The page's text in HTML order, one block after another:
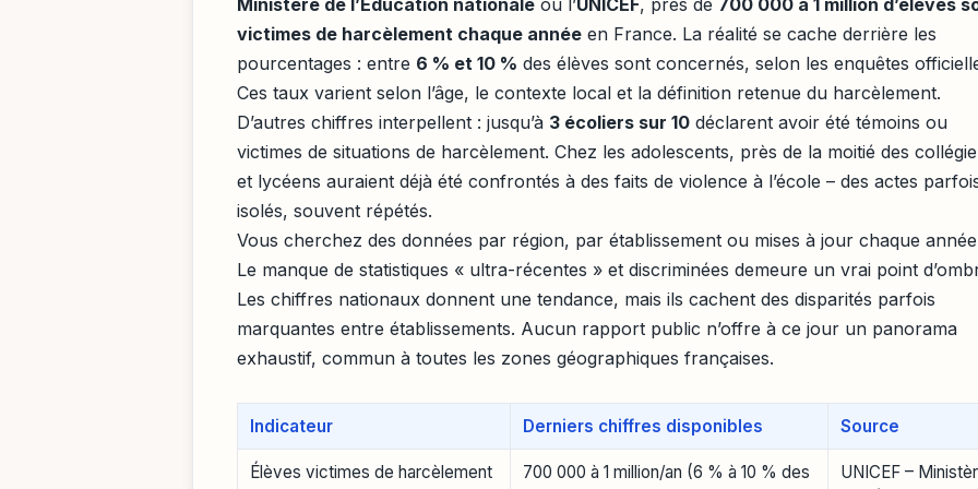
victimes de harcèlement chaque année en France. La réalité se cache derrière les
pourcentages : entre 6 % et 10 % des élèves sont concernés, selon les enquêtes
Ces taux varient selon l’âge, le contexte local et la définition retenue du harcèlement.
D’autres chiffres interpellent : jusqu’à 3 écoliers sur 10 déclarent avoir été témoins ou
victimes de situations de harcèlement. Chez les adolescents, près de la moitié des
et lycéens auraient déjà été confrontés à des faits de violence à l’école – des actes
isolés, souvent répétés.
Vous cherchez des données par région, par établissement ou mises à jour chaque
Le manque de statistiques « ultra-récentes » et discriminées demeure un vrai point
Les chiffres nationaux donnent une tendance, mais ils cachent des disparités parfois
marquantes entre établissements. Aucun rapport public n’offre à ce jour un panorama
exhaustif, commun à toutes les zones géographiques françaises.
Indicateur Derniers chiffres disponibles Source
Élèves victimes de harcèlement 700 000 à 1 million/an (6 % à 10 % des UNICEF –